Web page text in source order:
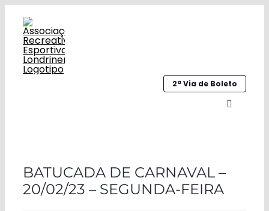
para
conteúdo
2ª Via de Boleto
Alternar
Institucional
BATUCADA DE CARNAVAL –
20/02/23 – SEGUNDA-FEIRA